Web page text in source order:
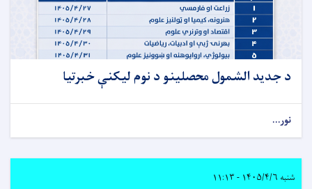
د جدید الشمول محصلینو د نوم لیکنې خبرتیا
نور...
شنبه ۱۴۰۵/۴/۶ - ۱۱:۱۳